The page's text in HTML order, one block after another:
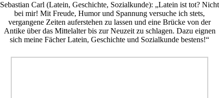
Sebastian Carl (Latein, Geschichte, Sozialkunde): „Latein ist tot? Nicht
bei mir! Mit Freude, Humor und Spannung versuche ich stets,
vergangene Zeiten auferstehen zu lassen und eine Brücke von der
Antike über das Mittelalter bis zur Neuzeit zu schlagen. Dazu eignen
sich meine Fächer Latein, Geschichte und Sozialkunde bestens!“